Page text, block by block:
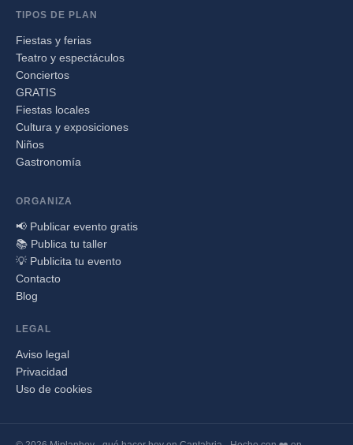
TIPOS DE PLAN
Fiestas y ferias
Teatro y espectáculos
Conciertos
GRATIS
Fiestas locales
Cultura y exposiciones
Niños
Gastronomía
ORGANIZA
📢 Publicar evento gratis
📚 Publica tu taller
💡 Publicita tu evento
Contacto
Blog
LEGAL
Aviso legal
Privacidad
Uso de cookies